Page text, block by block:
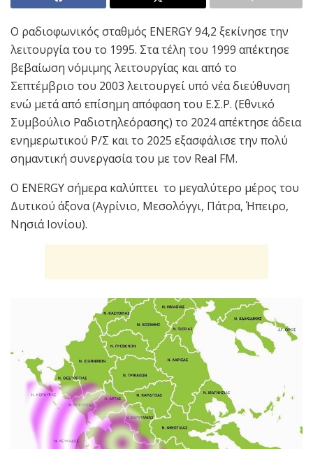
Ο ραδιοφωνικός σταθμός ENERGY 94,2 ξεκίνησε την
λειτουργία του το 1995. Στα τέλη του 1999 απέκτησε
βεβαίωση νόμιμης λειτουργίας και από το
Σεπτέμβριο του 2003 λειτουργεί υπό νέα διεύθυνση
ενώ μετά από επίσημη απόφαση του Ε.Σ.Ρ. (Εθνικό
Συμβούλιο Ραδιοτηλεόρασης) το 2024 απέκτησε άδεια
ενημερωτικού Ρ/Σ και το 2025 εξασφάλισε την πολύ
σημαντική συνεργασία του με τον Real FM.
Ο ENERGY σήμερα καλύπτει το μεγαλύτερο μέρος του
Δυτικού άξονα (Αγρίνιο, Μεσολόγγι, Πάτρα, Ήπειρο,
Νησιά Ιονίου).